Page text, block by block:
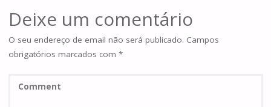
Deixe um comentário
O seu endereço de email não será publicado. Campos
obrigatórios marcados com *